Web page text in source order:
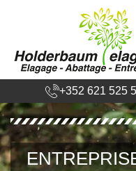
+352 621 525